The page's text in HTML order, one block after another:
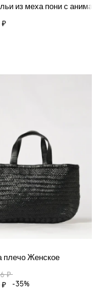
из меха пони с
₽
рафии с клапаном и
плечо Женское
₽
₽
-35%